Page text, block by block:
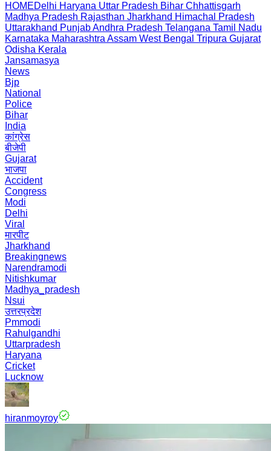
HOMEDelhi Haryana Uttar Pradesh Bihar Chhattisgarh
Madhya Pradesh Rajasthan Jharkhand Himachal Pradesh
Uttarakhand PunjabAndhra Pradesh Telangana Tamil Nadu
Karnataka Maharashtra Assam West Bengal Tripura Gujarat
Odisha Kerala
Jansamasya
News
Bjp
National
Police
Bihar
India
कांग्रेस
बीजेपी
Gujarat
भाजपा
Accident
Congress
Modi
Delhi
Viral
मारपीट
Jharkhand
Breakingnews
Narendramodi
Nitishkumar
Madhya_pradesh
Nsui
उत्तरप्रदेश
Pmmodi
Rahulgandhi
Uttarpradesh
Haryana
Cricket
Lucknow
hiranmoyroy